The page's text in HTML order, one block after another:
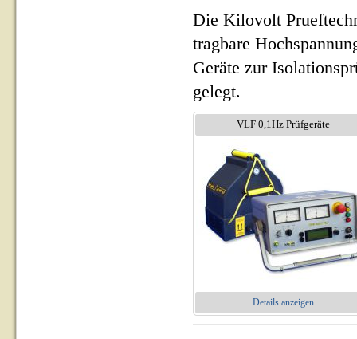
Die Kilovolt
tragbare
Geräte zur
gelegt.
VLF 0,1Hz Prüfgeräte
Details anzeigen